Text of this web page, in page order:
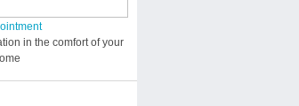
in the comfort of your